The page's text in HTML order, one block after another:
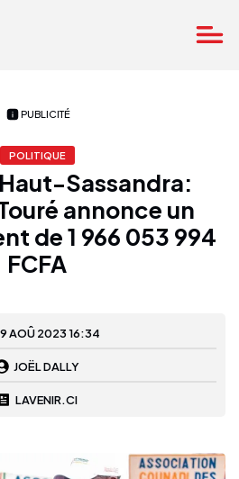
PUBLICITÉ
POLITIQUE
Sassandra:
annonce un
de 1 966 053 994
FCFA
AOÛ 2023 16:34
JOËL DALLY
LAVENIR.CI